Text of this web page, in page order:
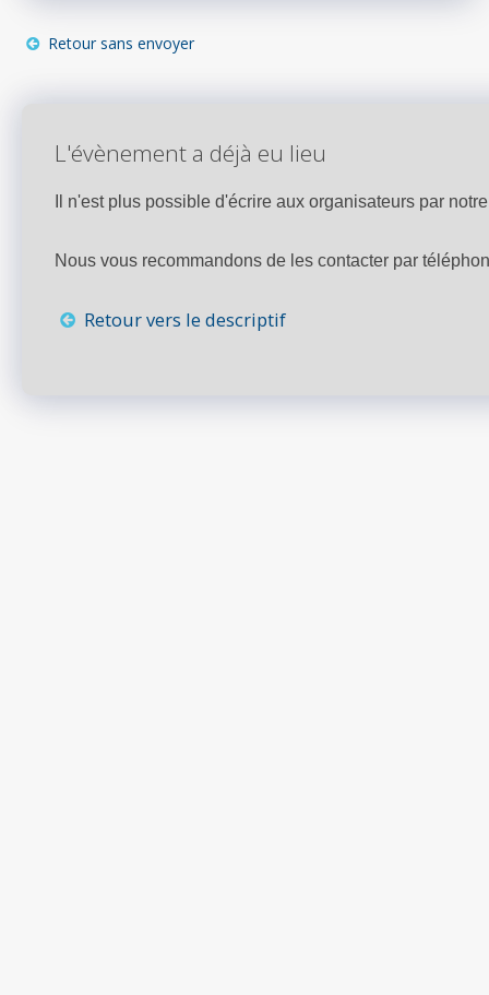
Retour sans envoyer
L'évènement a déjà eu lieu
Il n'est plus possible d'écrire aux organisateurs par
Nous vous recommandons de les contacter par
Retour vers le descriptif